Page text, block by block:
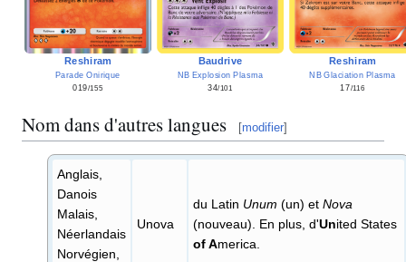
Reshiram
Parade Onirique
019/155
Baudrive
NB Explosion Plasma
34/101
Reshiram
NB Glaciation Plasma
17/116
Nom dans d'autres langues [modifier]
Anglais,
Danois
Malais,
Néerlandais
Norvégien,
Unova
du Latin Unum (un) et Nova
(nouveau). En plus, d'United States
of America.